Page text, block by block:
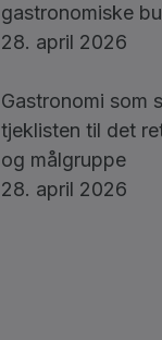
gastronomiske
28. april 2026
Gastronomi som
tjeklisten til det
og målgruppe
28. april 2026